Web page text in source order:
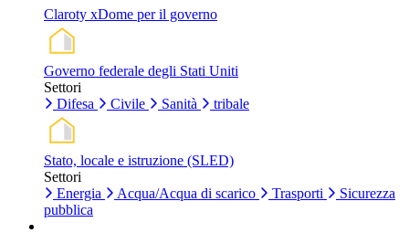
Claroty xDome per il governo
Governo federale degli Stati Uniti
Settori
Difesa
Civile Sanità tribale
Stato, locale e istruzione (SLED)
Settori
Energia
Acqua/Acqua di scarico Trasporti
Sicurezza
pubblica